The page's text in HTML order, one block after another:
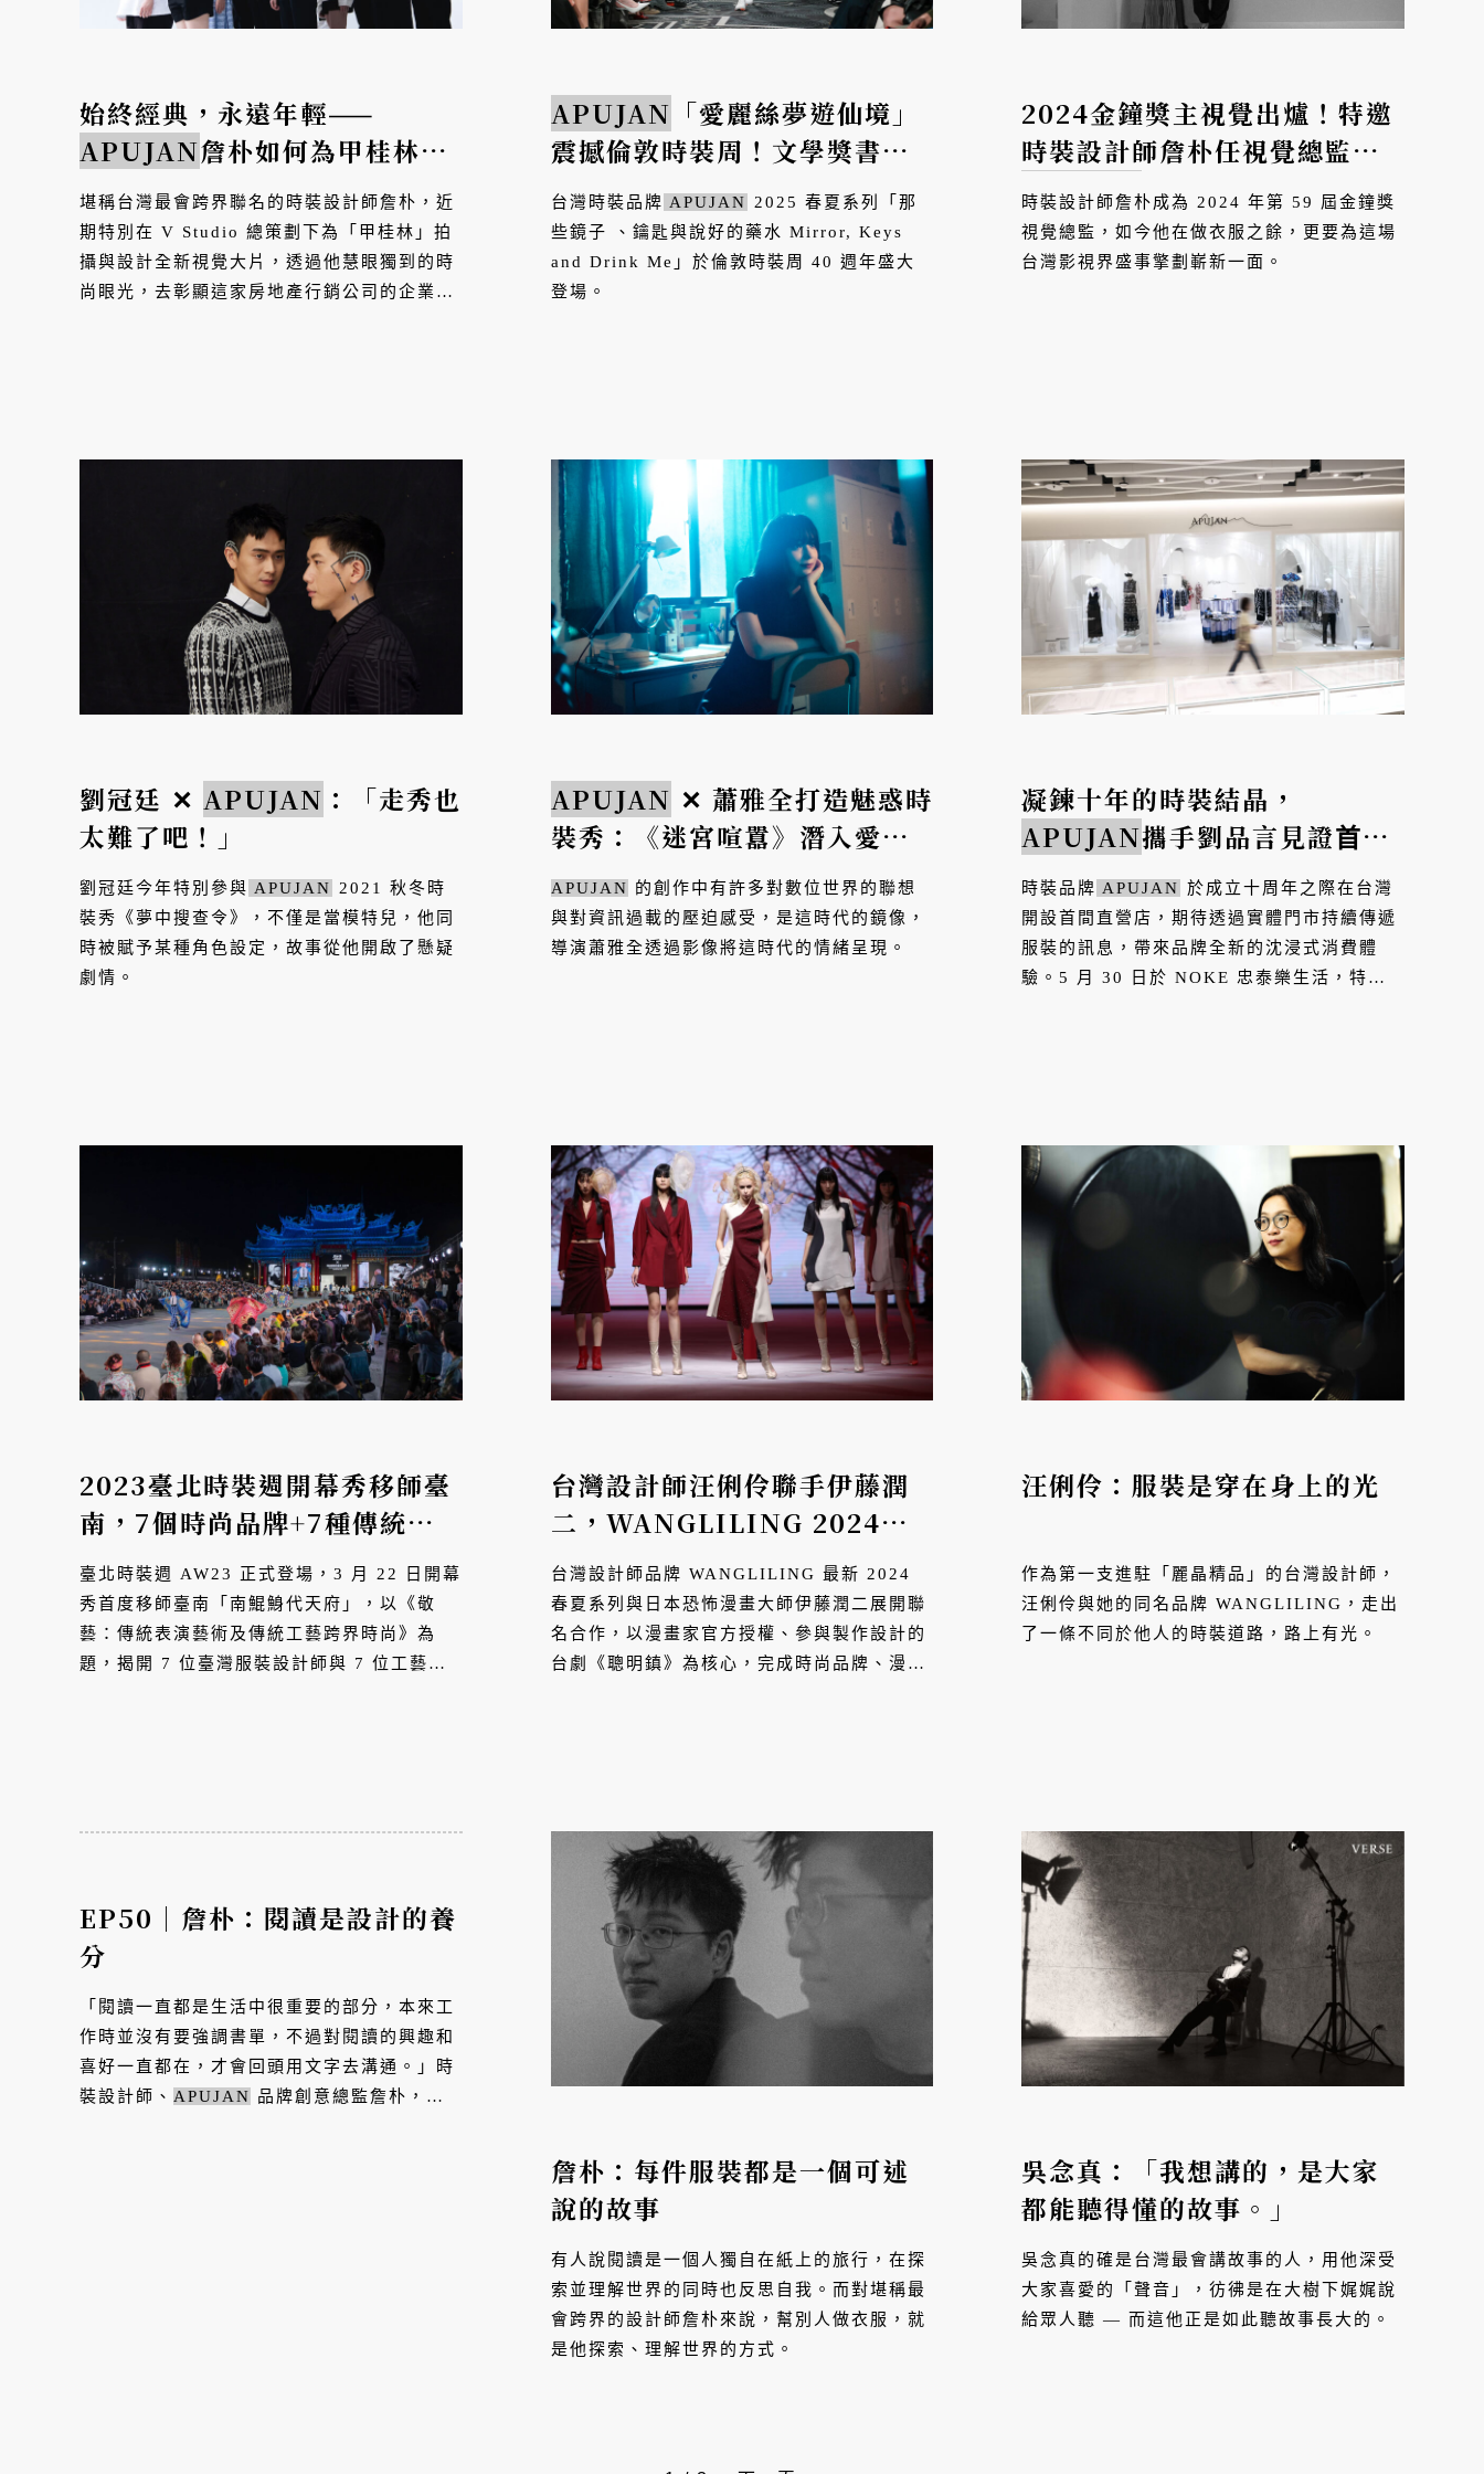
始終經典，永遠年輕——
APUJAN詹朴如何為甲桂林打
造全新視覺形象？
堪稱台灣最會跨界聯名的時裝設計師詹朴，近
期特別在 V Studio 總策劃下為「甲桂林」拍
攝與設計全新視覺大片，透過他慧眼獨到的時
尚眼光，去彰顯這家房地產行銷公司的企業理
APUJAN 「愛麗絲夢遊仙境」
震撼倫敦時裝周！文學獎書
頁、黑嘉嘉的棋譜變成服裝登
上伸展台
台灣時裝品牌 APUJAN
2025 春夏系列「那
些鏡子 、鑰匙與說好的藥水 Mirror, Keys
and Drink Me」於倫敦時裝周 40 週年盛大
登場。
2024金鐘獎主視覺出爐！特邀
時裝設計師詹朴任視覺總監，
APUJAN十週年後再創里程碑
時裝設計師詹朴成為 2024 年第 59 屆金鐘獎
視覺總監，如今他在做衣服之餘，更要為這場
台灣影視界盛事擎劃嶄新一面。
劉冠廷 ✕ APUJAN ：「走秀也
太難了吧！」
劉冠廷今年特別參與 APUJAN
2021 秋冬時
裝秀《夢中搜查令》，不僅是當模特兒，他同
時被賦予某種角色設定，故事從他開啟了懸疑
劇情。
APUJAN ✕ 蕭雅全打造魅惑時
裝秀：《迷宮喧囂》潛入愛麗
絲夢遊幻境
APUJAN 的創作中有許多對數位世界的聯想
與對資訊過載的壓迫感受，是這時代的鏡像，
導演蕭雅全透過影像將這時代的情緒呈現。
凝鍊十年的時裝結晶，
APUJAN攜手劉品言見證⾸間
直營店
時裝品牌 APUJAN 於成立十周年之際在台灣
開設首間直營店，期待透過實體門市持續傳遞
服裝的訊息，帶來品牌全新的沈浸式消費體
驗。5 月 30 日於 NOKE 忠泰樂生活，特別
2023臺北時裝週開幕秀移師臺
南，7個時尚品牌+7種傳統工
藝展現最潮台味聯名
臺北時裝週 AW23 正式登場，3 月 22 日開幕
秀首度移師臺南「南鯤鯓代天府」，以《敬
藝：傳統表演藝術及傳統工藝跨界時尚》為
題，揭開 7 位臺灣服裝設計師與 7 位工藝師
台灣設計師汪俐伶聯手伊藤潤
二，WANGLILING 2024春
夏系列將恐怖穿上身
台灣設計師品牌 WANGLILING 最新 2024
春夏系列與日本恐怖漫畫大師伊藤潤二展開聯
名合作，以漫畫家官方授權、參與製作設計的
台劇《聰明鎮》為核心，完成時尚品牌、漫畫
汪俐伶：服裝是穿在身上的光
作為第一支進駐「麗晶精品」的台灣設計師，
汪俐伶與她的同名品牌 WANGLILING，走出
了一條不同於他人的時裝道路，路上有光。
EP50｜詹朴：閱讀是設計的養
分
「閱讀一直都是生活中很重要的部分，本來工
作時並沒有要強調書單，不過對閱讀的興趣和
喜好一直都在，才會回頭用文字去溝通。」時
裝設計師、 APUJAN 品牌創意總監詹朴，熱
詹朴：每件服裝都是一個可述
說的故事
有人說閱讀是一個人獨自在紙上的旅行，在探
索並理解世界的同時也反思自我。而對堪稱最
會跨界的設計師詹朴來說，幫別人做衣服，就
是他探索、理解世界的方式。
吳念真：「我想講的，是大家
都能聽得懂的故事。」
吳念真的確是台灣最會講故事的人，用他深受
大家喜愛的「聲音」，彷彿是在大樹下娓娓說
給眾人聽 — 而這他正是如此聽故事長大的。